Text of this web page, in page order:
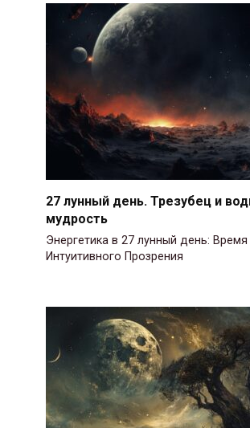
27 лунный день. Трезубец и
мудрость
Энергетика в 27 лунный день: Время
Интуитивного Прозрения